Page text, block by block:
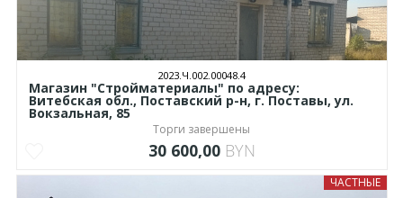
2023.Ч.002.00048.4
Магазин "Стройматериалы" по адресу:
Витебская обл., Поставский р-н, г. Поставы, ул.
Вокзальная, 85
Торги завершены
30 600,00 BYN
ЧАСТНЫЕ